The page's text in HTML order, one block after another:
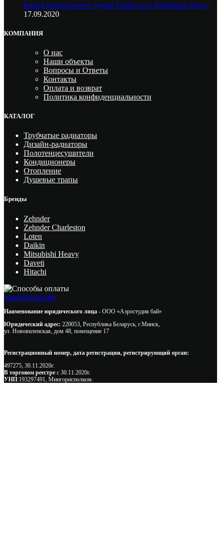
Какой кондиционер лучше Daikin или Mitsubishi Heavy
17.09.2020
КОМПАНИЯ
О нас
Наши объекты
Вопросы и Ответы
Контакты
Оплата и возврат
Политика конфиденциальности
КАТАЛОГ
Трубчатые радиаторы
Дизайн-радиаторы
Полотенцесушители
Кондиционеры
Отопление
Душевые трапы
Бренды
Zehnder
Zehnder Charleston
Loten
Daikin
Mitsubishi Heavy
Daveti
Hitachi
AEROSTUDIA.BY
Наименование юридического лица - ООО «Аэростудия бай»
Юридический адрес: 220053, Республика Беларусь, г.Минск,
ул. Нововиленская, дом 48, помещение 17
Регистрационный номер, дата регистрации, регистрирующий орган:
497275, 30.11.2020г.
В торговом реестре с 30.11.2020г.
УНП:193297491, Мингорисполком.